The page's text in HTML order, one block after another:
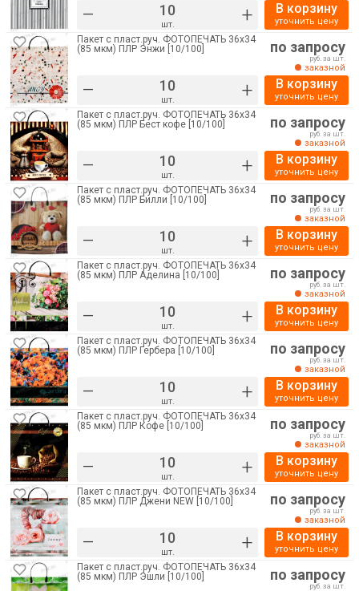
– шт. + В корзину
уточнить цену
Пакет с пласт.руч. ФОТОПЕЧАТЬ 36х34
(85 мкм) ПЛР Энжи [10/100]
– шт. +
по запросу
руб. за шт.
заказной
В корзину
уточнить цену
Пакет с пласт.руч. ФОТОПЕЧАТЬ 36х34
(85 мкм) ПЛР Бест кофе [10/100]
– шт. +
по запросу
руб. за шт.
заказной
В корзину
уточнить цену
Пакет с пласт.руч. ФОТОПЕЧАТЬ 36х34
(85 мкм) ПЛР Билли [10/100]
– шт. +
по запросу
руб. за шт.
заказной
В корзину
уточнить цену
Пакет с пласт.руч. ФОТОПЕЧАТЬ 36х34
(85 мкм) ПЛР Аделина [10/100]
– шт. +
по запросу
руб. за шт.
заказной
В корзину
уточнить цену
Пакет с пласт.руч. ФОТОПЕЧАТЬ 36х34
(85 мкм) ПЛР Гербера [10/100]
– шт. +
по запросу
руб. за шт.
заказной
В корзину
уточнить цену
Пакет с пласт.руч. ФОТОПЕЧАТЬ 36х34
(85 мкм) ПЛР Кофе [10/100]
– шт. +
по запросу
руб. за шт.
заказной
В корзину
уточнить цену
Пакет с пласт.руч. ФОТОПЕЧАТЬ 36х34
(85 мкм) ПЛР Джени NEW [10/100]
– шт. +
по запросу
руб. за шт.
заказной
В корзину
уточнить цену
Пакет с пласт.руч. ФОТОПЕЧАТЬ 36х34
(85 мкм) ПЛР Эшли [10/100]
по запросу
руб. за шт.